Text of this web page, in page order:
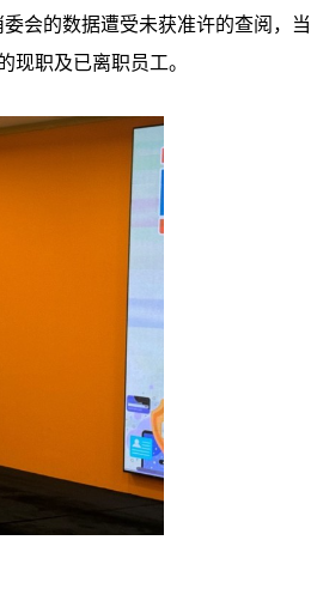
会的数据遭受未获准许的查阅，当
职及已离职员工。